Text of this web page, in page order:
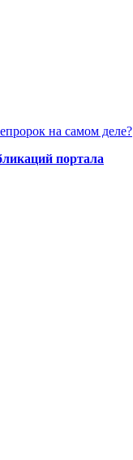
на самом деле?
портала